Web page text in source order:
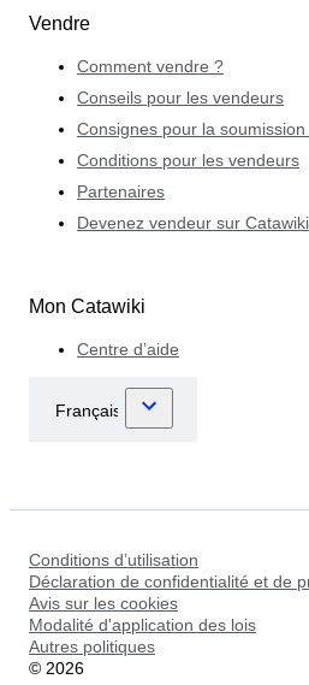
Vendre
Comment vendre ?
Conseils pour les vendeurs
Consignes pour la
Conditions pour les vendeurs
Partenaires
Devenez vendeur sur
Mon Catawiki
Centre d’aide
Conditions d’utilisation
Déclaration de confidentialité et de
Avis sur les cookies
Modalité d'application des lois
Autres politiques
© 2026